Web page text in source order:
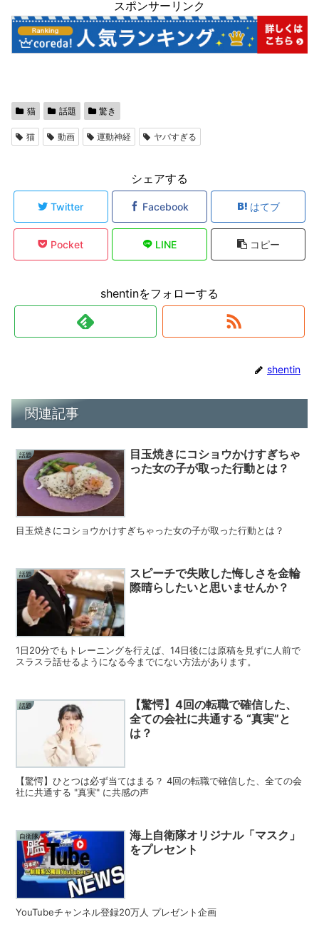
スポンサーリンク
猫 話題 驚き
猫 動画 運動神経 ヤバすぎる
シェアする
Twitter Facebook はてブ
Pocket LINE コピー
shentinをフォローする
shentin
関連記事
話題
目玉焼きにコショウかけすぎちゃ
った女の子が取った行動とは？
目玉焼きにコショウかけすぎちゃった女の子が取った行動とは？
話題
スピーチで失敗した悔しさを金輪
際晴らしたいと思いませんか？
1日20分でもトレーニングを行えば、14日後には原稿を見ずに人前で
スラスラ話せるようになる今までにない方法があります。
話題
【驚愕】4回の転職で確信した、
全ての会社に共通する “真実”と
は？
【驚愕】ひとつは必ず当てはまる？ 4回の転職で確信した、全ての会
社に共通する "真実" に共感の声
自衛隊
海上自衛隊オリジナル「マスク」
をプレセント
YouTubeチャンネル登録20万人 プレゼント企画